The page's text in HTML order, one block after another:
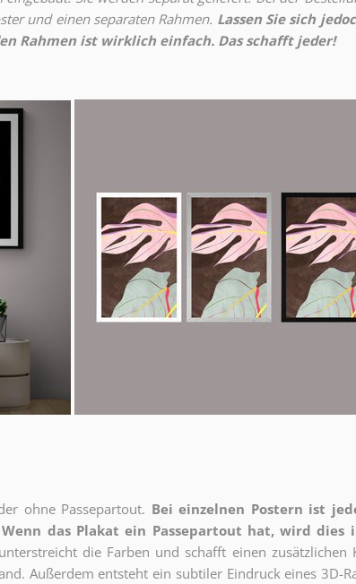
und einen separaten Rahmen. Lassen Sie sich
Rahmen ist wirklich einfach. Das schafft jeder!
ohne Passepartout. Bei einzelnen Postern ist
Wenn das Plakat ein Passepartout hat, wird dies
die Farben und schafft einen zusätzlichen
Außerdem entsteht ein subtiler Eindruck eines 3D-